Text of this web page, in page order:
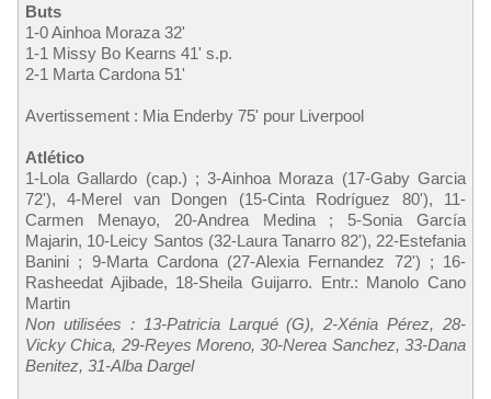
Buts
1-0 Ainhoa Moraza 32'
1-1 Missy Bo Kearns 41' s.p.
2-1 Marta Cardona 51'
Avertissement : Mia Enderby 75' pour Liverpool
Atlético
1-Lola Gallardo (cap.) ; 3-Ainhoa Moraza (17-Gaby Garcia
72'), 4-Merel van Dongen (15-Cinta Rodríguez 80'), 11-
Carmen Menayo, 20-Andrea Medina ; 5-Sonia García
Majarin, 10-Leicy Santos (32-Laura Tanarro 82'), 22-Estefania
Banini ; 9-Marta Cardona (27-Alexia Fernandez 72') ; 16-
Rasheedat Ajibade, 18-Sheila Guijarro. Entr.: Manolo Cano
Martin
Non utilisées : 13-Patricia Larqué (G), 2-Xénia Pérez, 28-
Vicky Chica, 29-Reyes Moreno, 30-Nerea Sanchez, 33-Dana
Benitez, 31-Alba Dargel